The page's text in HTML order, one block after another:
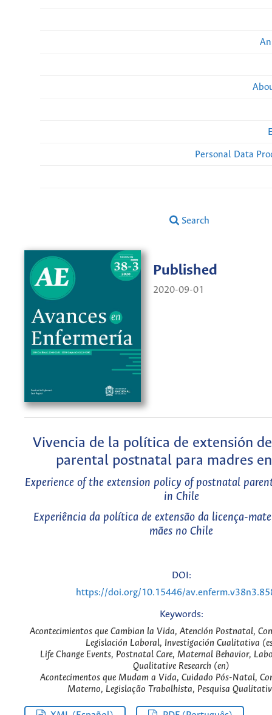
Personal Data
Search
Published
2020-09-01
Vivencia de la política de extensión
parental postnatal para madres
Experience of the extension policy of postnatal
in Chile
Experiência da política de extensão da licença-
mães no Chile
DOI:
https://doi.org/10.15446/
Keywords:
Acontecimientos que Cambian la Vida, Atención Postnatal,
Legislación Laboral, Investigación Cualitativa
Life Change Events, Postnatal Care, Maternal Behavior,
Qualitative Research (en)
Acontecimentos que Mudam a Vida, Cuidado Pós-Natal,
Materno, Legislação Trabalhista, Pesquisa